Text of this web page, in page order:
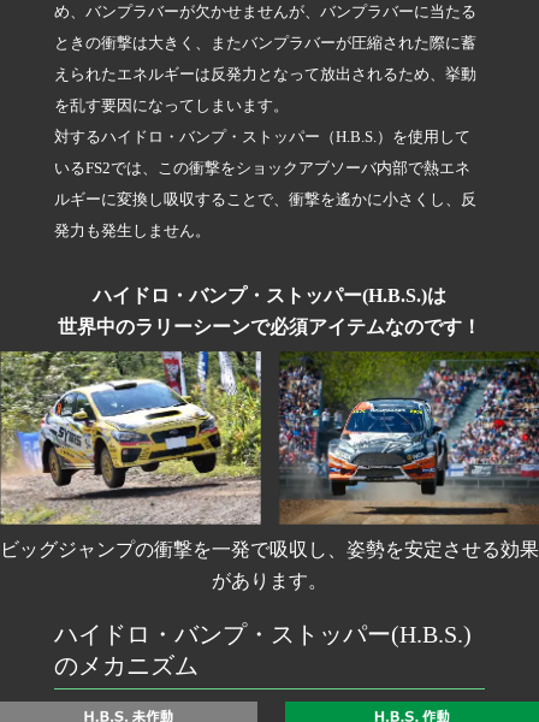
め、バンプラバーが欠かせませんが、バンプラバーに当たる
ときの衝撃は大きく、またバンプラバーが圧縮された際に蓄
えられたエネルギーは反発力となって放出されるため、挙動
を乱す要因になってしまいます。
対するハイドロ・バンプ・ストッパー（H.B.S.）を使用して
いるFS2では、この衝撃をショックアブソーバ内部で熱エネ
ルギーに変換し吸収することで、衝撃を遙かに小さくし、反
発力も発生しません。
ハイドロ・バンプ・ストッパー(H.B.S.)は
世界中のラリーシーンで必須アイテムなのです！
ビッグジャンプの衝撃を一発で吸収し、姿勢を安定させる効果
があります。
ハイドロ・バンプ・ストッパー(H.B.S.)
のメカニズム